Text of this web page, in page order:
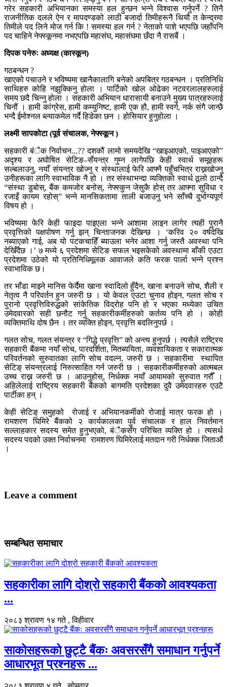
गरेर सहकारी अभियानका समस्या हल हुन्छन भन्ने विश्वास गर्नुपर्ने ? तिनै
राजनीतिक दलले ऐन र मापदण्डको लाठी बजार्दा तिमीहरूनै थियौ त केन्द्रमा
तिमीले पद लिने मोज गर्न कि ! समस्या हल गर्न ? नेताको पाशे भएपछि जहाँपनि
पद चाहिने नेफ्स्कूनमा नभएपछि महासंघ, महासंघमा छँदा नै रासबैं ।
दिपक पनेरुः अध्यक्ष (कास्कून)
गठबन्धन ?
खाएको पचाउने र भविष्यमा खानैकालागि बनेको अपबित्र गठबन्धन । प्रतिनिधि
साथिहरु कोहि नझुक्किनु होला । पार्टिको खोल अ‍ोढेका नटवरलालहरुलाई
समय छदै चिन्नु होला । सहकारी अभियान धारासायी बनाउने मुख्य पात्रहरुलाई
चिनौं । हामी कांग्रेस, हामी कम्युनिष्ट, हामी एक हौ, हामी स्वर्ग, नर्क संगै जान्छै
भन्दै ईमोश्नल ब्ल्याकमेल गर्दै हिडेका छन । होसियार हुनुहोला ।
लक्ष्मी सापकोटा (पूर्व संचालक, नेफ्स्कून )
सहकारी बंैक निर्वाचन...?? दशकौं लामो समयदेखि “खाइआएको, पाइआएको”
अदृश्य र अघोषित सेटिङ–सँयन्त्र गुम्न लागेपछि केही स्वार्थ समूहहरू
सल्बलाउनु, नयाँ संयन्त्र खोज्नु र संस्थालाई फेरि आफ्नै पहुँचभित्र राख्नखोज्नु
उनीहरूका लागि स्वाभाविक नै हो । तर संस्थाभन्दा व्यक्तिको स्वार्थ ठूलो ठान्दै
“संस्था डुबोस्, बैंक कमजोर बनोस्, नेफ्स्कुन जेसुकै होस् तर आफ्ना सुविधा र
रजाइँ कायम रहोस्” भन्ने मानसिकतामा ताली बजाउनु भने साँच्चै दुर्भाग्यपूर्ण
विषय हो ।
भविष्यमा फेरि केही फाइदा पाइएला भन्ने आशामा लाइन लागेर त्यही पुरानै
प्रवृत्तिको पक्षपोषण गर्नु झन् चिन्ताजनक देखिन्छ । ‘करिव २० वर्षदेखि
नब्याएको गाई, अब यो पटकचाहिँ ब्याउला भनेर आशा गर्नु जस्तै अवस्था पनि
देखिँदैछ ।’ ७ मध्ये ६ प्रदेशमा सेटिङ सफल भइसकेको अवस्थामा बाँकी एउटा
प्रदेशमा उठेको यो प्रतिनिधिमूलक आवाजले कति फरक पार्ला भन्ने प्रश्न
स्वाभाविक छ।
तर भाँडा माझ्ने मानिस फेर्दैमा खाना स्वादिलो हुँदैन, खाना बनाउने सोच, शैली र
नेतृत्व नै परिवर्तन हुन जरुरी छ । यो केवल एउटा चुनाव होइन, गलत सोच र
पुरानो प्रवृत्तिविरुद्धको सांकेतिक विद्रोह पनि हो र भएका मध्येका उचित
उमेदवारको सही छनौट गर्नु सहकारीकर्मीहरुको कर्तव्य पनि हो । कोही
व्यक्तिमाथि दोष छैन । तर व्यक्ति होइन, प्रवृत्ति बदलिनुपर्छ ।
गलत सोच, गलत संयन्त्र र “गिद्धे प्रवृत्ति” को अन्त्य हुनुपर्छ । त्यसैले राष्ट्रिय
सहकारी बैंकमा नयाँ सोच, पारदर्शिता, मितब्ययिता, व्यवशायिकता र सकारात्मक
परिवर्तनको सुरुवातका लागि सोच वदल्न, जरुरी छ । सहकारीमा स्थापित
सेटिङ् संयन्त्रलाई निरुत्साहित गर्न जरुरी छ । सहकारीकर्मीहरुको आत्मबल
उच्च राख्न जरुरी छ । आउनुहोस्, निर्धक्क नयाँ आयामको सुरुवात गरौँ ।
अहिलेलाई राष्ट्रिय सहकारी बैंकको बागमति प्रदेशका दुवै उमेदवारहरु एउटै
पार्टीका हन् ।
केही सेटिङ् समुहको रोजाई र अभियानकर्मीको रोजाई मात्र फरक हो ।
रामशरण घिमिरे बैंकको २ कार्यकालका पुर्व संचालक र हाल निवर्तमान
सल्लाहकार सदस्य समेत हुनुभएको, बंैकसँग परिचित व्यक्ति हो । त्यसर्थ
सदस्य पदको उक्त निर्वाचनमा रामशरण घिमिरेलाई मतदान गरी निर्धक्क जिताऔं
।
Leave a comment
सम्बन्धित समाचार
सहकारीका लागि दोश्रो सहकारी बैंकको आवश्यकता
...
२०८३ श्रावण १४ गते , विहीवार
साकोसहरूको छुट्टै बैंकः अवसरसँगै समाधान गर्नुपर्ने
आधारभूत प्रश्नहरू ...